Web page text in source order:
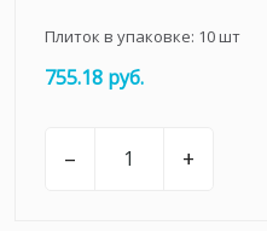
Плиток в упаковке: 10шт
755.18 руб.
– +